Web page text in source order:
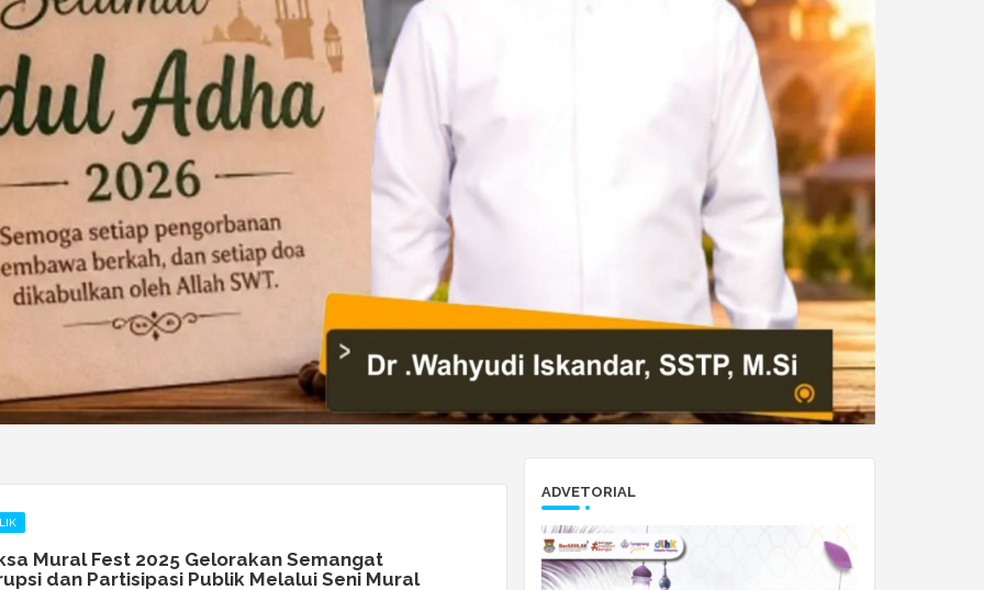
Mural Fest 2025 Gelorakan Semangat
dan Partisipasi Publik Melalui Seni Mural
ADVETORIAL